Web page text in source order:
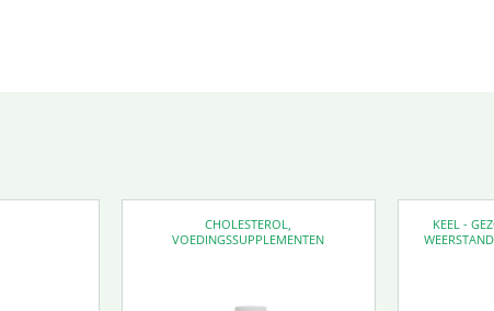
CHOLESTEROL,
VOEDINGSSUPPLEMENTEN
KEEL -
WEERSTAND